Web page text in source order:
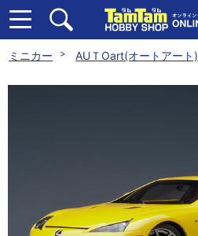
ミニカー AUＴOart(オートアート)